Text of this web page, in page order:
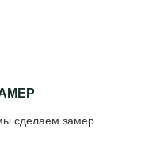
сделаем замер